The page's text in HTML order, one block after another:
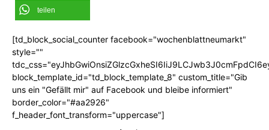
teilen
[td_block_social_counter facebook="wochenblattneumarkt"
style=""
block_template_id="td_block_template_8" custom_title="Gib
uns ein "Gefällt mir" auf Facebook und bleibe informiert"
border_color="#aa2926"
f_header_font_transform="uppercase"]